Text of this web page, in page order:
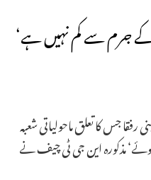
جرم سے کم نہیں ہے‘
جس کا تعلق ماحولیاتی شعبہ
مذکورہ این جی ٹی چیف نے